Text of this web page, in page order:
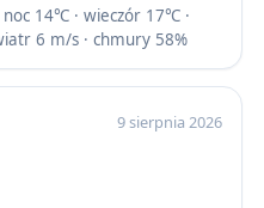
noc 14℃ · wieczór 17℃ ·
6 m/s · chmury 58%
9 sierpnia 2026